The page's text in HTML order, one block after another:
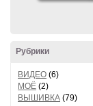
Рубрики
ВИДЕО (6)
МОЁ (2)
ВЫШИВКА (79)